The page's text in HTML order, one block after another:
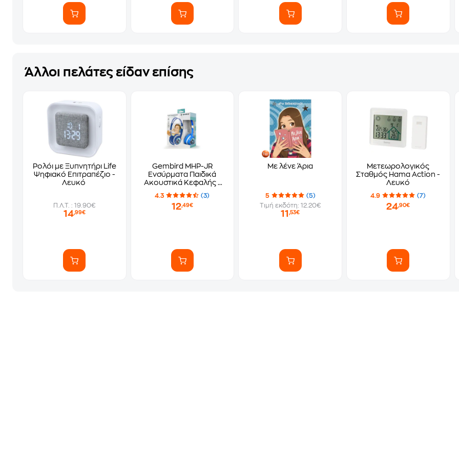
Άλλοι πελάτες είδαν επίσης
Ρολόι με Ξυπνητήρι Life
Ψηφιακό Επιτραπέζιο -
Λευκό
Π.Λ.Τ. : 19.90€
14,99€
Gembird MHP-JR
Ενσύρματα Παιδικά
Ακουστικά Κεφαλής -
Μπλε
4.3 (3)
12,49€
Με λένε Άρια
5
(5)
Τιμή εκδότη: 12.20€
11,53€
Μετεωρολογικός
Σταθμός Hama Action -
Λευκό
4.9 (7)
24,90€